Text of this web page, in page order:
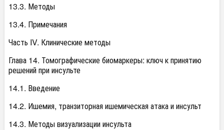
13.3. Методы
13.4. Примечания
Часть IV. Клинические методы
Глава 14. Томографические биомаркеры: ключ к принятию
решений при инсульте
14.1. Введение
14.2. Ишемия, транзиторная ишемическая атака и инсульт
14.3. Методы визуализации инсульта